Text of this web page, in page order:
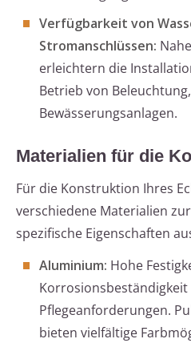
Verfügbarkeit von
Stromanschlüssen:
erleichtern die
Betrieb von
Bewässerungsanlagen.
Materialien für die
Für die Konstruktion Ihres
verschiedene Materialien
spezifische Eigenschaften
Aluminium: Hohe
Pflegeanforderungen.
bieten vielfältige